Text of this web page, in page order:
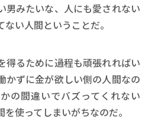
男みたいな、人にも愛されない
い人間ということだ。
得るために過程も頑張れればい
かずに金が欲しい側の人間なの
の間違いでバズってくれない
使ってしまいがちなのだ。